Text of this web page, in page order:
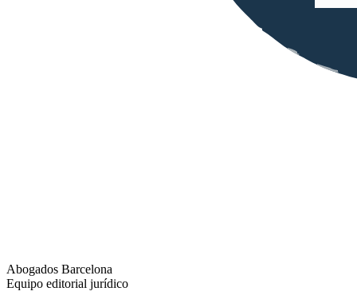
Abogados Barcelona
Equipo editorial jurídico